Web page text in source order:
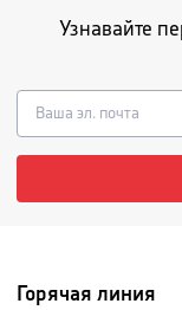
Узнавайте
Горячая линия